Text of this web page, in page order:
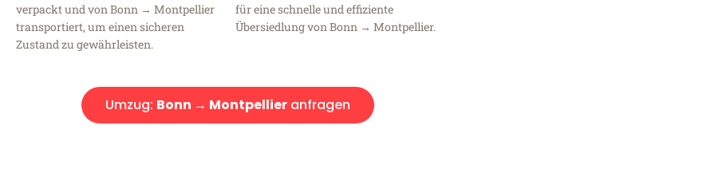
verpackt und von Bonn → Montpellier
transportiert, um einen sicheren
Zustand zu gewährleisten.
für eine schnelle und effiziente
Übersiedlung von Bonn → Montpellier.
Umzug: Bonn → Montpellieranfragen